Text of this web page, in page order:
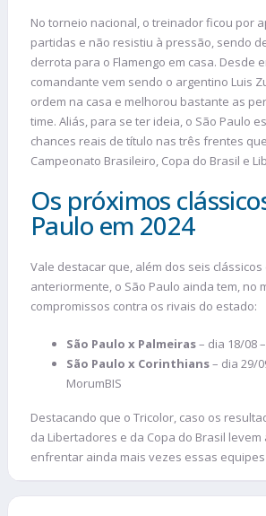
No torneio nacional, o treinador ficou por
partidas e não resistiu à pressão, sendo
derrota para o Flamengo em casa. Desde
comandante vem sendo o argentino Luis
ordem na casa e melhorou bastante as
time. Aliás, para se ter ideia, o São Paulo
chances reais de título nas três frentes
Campeonato Brasileiro, Copa do Brasil e
Os próximos
Paulo em 2024
Vale destacar que, além dos seis clássicos
anteriormente, o São Paulo ainda tem, no
compromissos contra os rivais do estado:
São Paulo x Palmeiras– dia 18/08
São Paulo x Corinthians– dia 29/
MorumBIS
Destacando que o Tricolor, caso os
da Libertadores e da Copa do Brasil levem
enfrentar ainda mais vezes essas